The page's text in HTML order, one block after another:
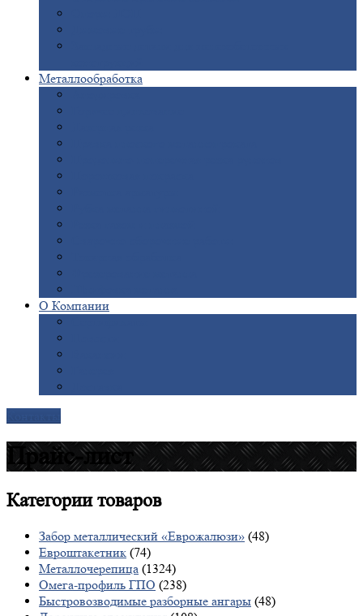
Металлообработка
О Компании
Прайс-лист
Категориитоваров
Забор металлический «Еврожалюзи» (48)
Евроштакетник (74)
Металлочерепица (1324)
Омега-профиль ГПО (238)
Быстровозводимые разборные ангары (48)